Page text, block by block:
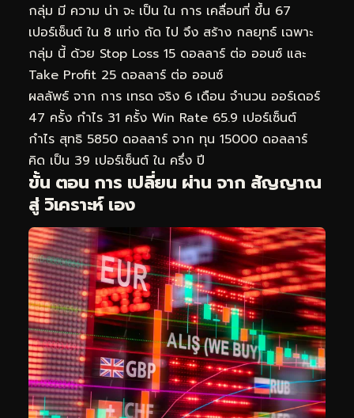
กลุ่ม มี ความ น่า จะ เป็น ใน การ เคลื่อนที่ ขึ้น 67
เปอร์เซ็นต์ ใน 8 แท่ง ถัด ไป จึง สร้าง กลยุทธ์ เฉพาะ
กลุ่ม นี้ ด้วย Stop Loss 15 ดอลลาร์ ต่อ ออนซ์ และ
Take Profit 25 ดอลลาร์ ต่อ ออนซ์
ผลลัพธ์ จาก การ เทรด จริง 6 เดือน จำนวน ออร์เดอร์
47 ครั้ง กำไร 31 ครั้ง Win Rate 65.9 เปอร์เซ็นต์
กำไร สุทธิ 5850 ดอลลาร์ จาก ทุน 15000 ดอลลาร์
คิด เป็น 39 เปอร์เซ็นต์ ใน ครึ่ง ปี
ขั้น ตอน การ เปลี่ยน ผ่าน จาก สัญญาณ
สู่ วิเคราะห์ เอง